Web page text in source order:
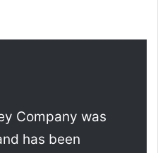
Company was
has been